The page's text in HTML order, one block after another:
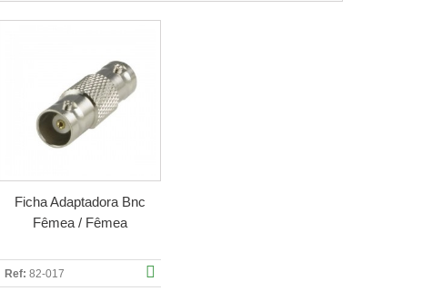
Ficha Adaptadora Bnc
Fêmea / Fêmea
Ref: 82-017